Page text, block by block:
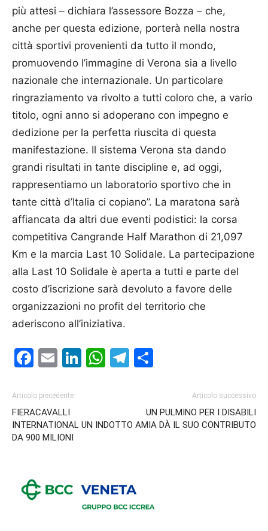
più attesi – dichiara l’assessore Bozza – che,
anche per questa edizione, porterà nella nostra
città sportivi provenienti da tutto il mondo,
promuovendo l’immagine di Verona sia a livello
nazionale che internazionale. Un particolare
ringraziamento va rivolto a tutti coloro che, a vario
titolo, ogni anno si adoperano con impegno e
dedizione per la perfetta riuscita di questa
manifestazione. Il sistema Verona sta dando
grandi risultati in tante discipline e, ad oggi,
rappresentiamo un laboratorio sportivo che in
tante città d’Italia ci copiano”. La maratona sarà
affiancata da altri due eventi podistici: la corsa
competitiva Cangrande Half Marathon di 21,097
Km e la marcia Last 10 Solidale. La partecipazione
alla Last 10 Solidale è aperta a tutti e parte del
costo d’iscrizione sarà devoluto a favore delle
organizzazioni no profit del territorio che
aderiscono all’iniziativa.
Facebook
EmailLinkedIn
WhatsApp
Telegram
Articolo precedente
FIERACAVALLI
INTERNATIONAL UN INDOTTO
DA 900 MILIONI
Articolo successivo
UN PULMINO PER I DISABILI
AMIA DÀ IL SUO CONTRIBUTO